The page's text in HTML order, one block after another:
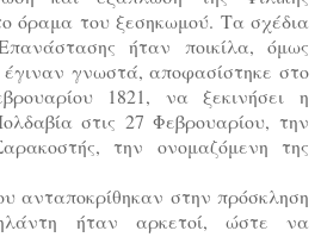
όραμα του ξεσηκωμού. Τα σχέδια
ήταν ποικίλα, όμως
έγιναν γνωστά, αποφασίστηκε στο
1821, να ξεκινήσει η
στις 27 Φεβρουαρίου, την
την ονομαζόμενη της
ανταποκρίθηκαν στην πρόσκληση
ήταν αρκετοί, ώστε να